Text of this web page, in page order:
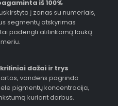
iš 100%
į zonas su numeriais,
segmentų atskyrimas
padengti atitinkamą lauką
dažai ir trys
vandens pagrindo
pigmentų koncentracija,
kuriant darbus.